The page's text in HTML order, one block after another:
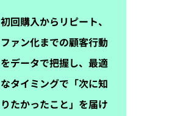
初回購入からリピート、
ファン化までの顧客行動
をデータで把握し、最適
なタイミングで「次に知
りたかったこと」を届け